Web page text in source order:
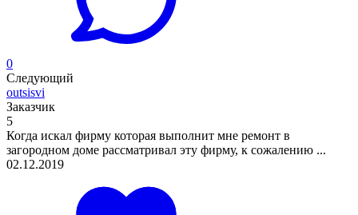
0
Следующий
outsisvi
Заказчик
5
Когда искал фирму которая выполнит мне ремонт в
загородном доме рассматривал эту фирму, к сожалению ...
02.12.2019